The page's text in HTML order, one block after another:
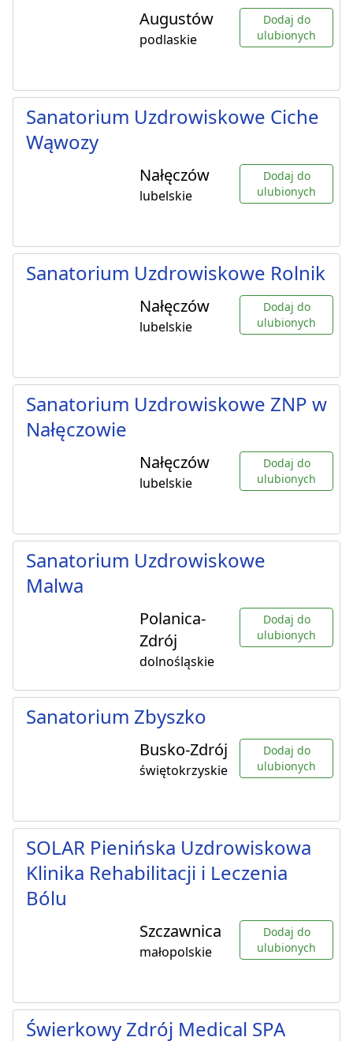
Augustów
podlaskie
Dodaj do
ulubionych
Sanatorium Uzdrowiskowe Ciche
Wąwozy
Nałęczów
lubelskie
Dodaj do
ulubionych
Sanatorium Uzdrowiskowe Rolnik
Nałęczów
lubelskie
Dodaj do
ulubionych
Sanatorium Uzdrowiskowe ZNP w
Nałęczowie
Nałęczów
lubelskie
Dodaj do
ulubionych
Sanatorium Uzdrowiskowe
Malwa
Polanica-
Zdrój
dolnośląskie
Dodaj do
ulubionych
Sanatorium Zbyszko
Busko-Zdrój
świętokrzyskie
Dodaj do
ulubionych
SOLAR Pienińska Uzdrowiskowa
Klinika Rehabilitacji i Leczenia
Bólu
Szczawnica
małopolskie
Dodaj do
ulubionych
Świerkowy Zdrój Medical SPA